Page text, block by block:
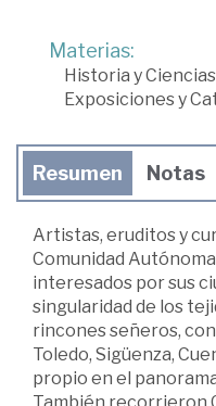
Materias:
Historia y
Exposiciones y
Resumen Notas
Artistas, eruditos y
Comunidad
interesados por sus
singularidad de los
rincones señeros,
Toledo, Sigüenza,
propio en el